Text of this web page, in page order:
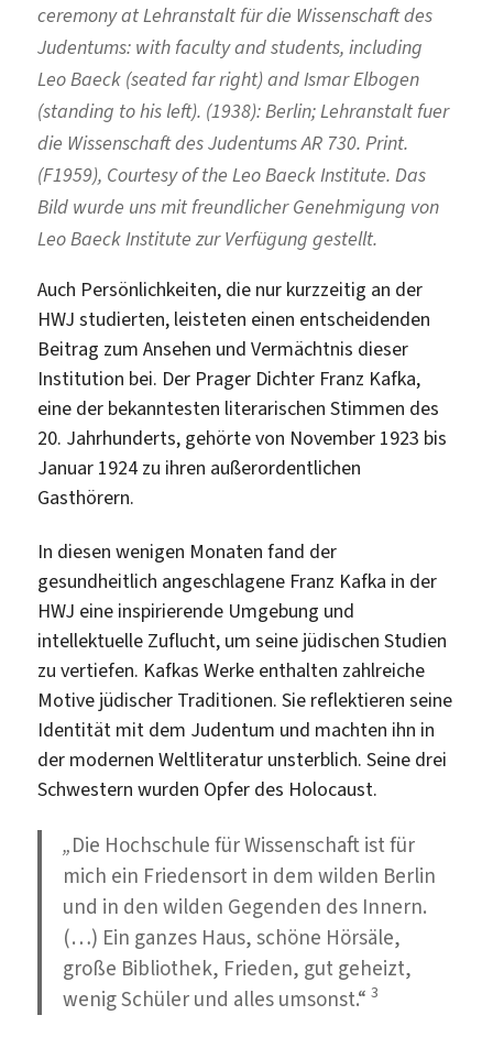
ceremony at Lehranstalt für die Wissenschaft des
Judentums: with faculty and students, including
Leo Baeck (seated far right) and Ismar Elbogen
(standing to his left). (1938): Berlin; Lehranstalt fuer
die Wissenschaft des Judentums AR 730. Print.
(F1959), Courtesy of the Leo Baeck Institute. Das
Bild wurde uns mit freundlicher Genehmigung von
Leo Baeck Institute zur Verfügung gestellt.
Auch Persönlichkeiten, die nur kurzzeitig an der
HWJ studierten, leisteten einen entscheidenden
Beitrag zum Ansehen und Vermächtnis dieser
Institution bei. Der Prager Dichter Franz Kafka,
eine der bekanntesten literarischen Stimmen des
20. Jahrhunderts, gehörte von November 1923 bis
Januar 1924 zu ihren außerordentlichen
Gasthörern.
In diesen wenigen Monaten fand der
gesundheitlich angeschlagene Franz Kafka in der
HWJ eine inspirierende Umgebung und
intellektuelle Zuflucht, um seine jüdischen Studien
zu vertiefen. Kafkas Werke enthalten zahlreiche
Motive jüdischer Traditionen. Sie reflektieren seine
Identität mit dem Judentum und machten ihn in
der modernen Weltliteratur unsterblich. Seine drei
Schwestern wurden Opfer des Holocaust.
„Die Hochschule für Wissenschaft ist für
mich ein Friedensort in dem wilden Berlin
und in den wilden Gegenden des Innern.
(…) Ein ganzes Haus, schöne Hörsäle,
große Bibliothek, Frieden, gut geheizt,
wenig Schüler und alles umsonst.“3